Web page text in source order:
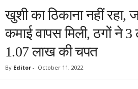
खुशी का ठिकाना नहीं रहा,
कमाई वापस मिली, ठगों ने 3
1.07 लाख की चपत
By Editor - October 11, 2022